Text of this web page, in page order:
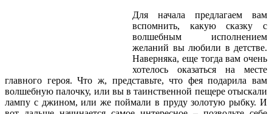
Для начала предлагаем вам
вспомнить, какую сказку с
волшебным исполнением
желаний вы любили в детстве.
Наверняка, еще тогда вам очень
хотелось оказаться на месте
главного героя. Что ж, представьте, что фея подарила вам
волшебную палочку, или вы в таинственной пещере отыскали
лампу с джином, или же поймали в пруду золотую рыбку. И